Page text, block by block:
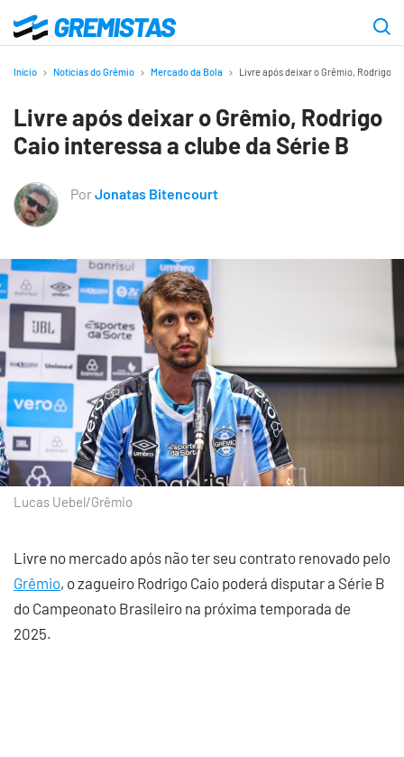
para
principal
Gremistas
Início Notícias do Grêmio Mercado da Bola Livre após deixar o Grêmio, Rodrigo
Livre após deixar o Grêmio, Rodrigo
Caio interessa a clube da Série B
PorJonatas Bitencourt
Lucas Uebel/Grêmio
Livre no mercado após não ter seu contrato renovado pelo
Grêmio, o zagueiro Rodrigo Caio poderá disputar a Série B
do Campeonato Brasileiro na próxima temporada de
2025.